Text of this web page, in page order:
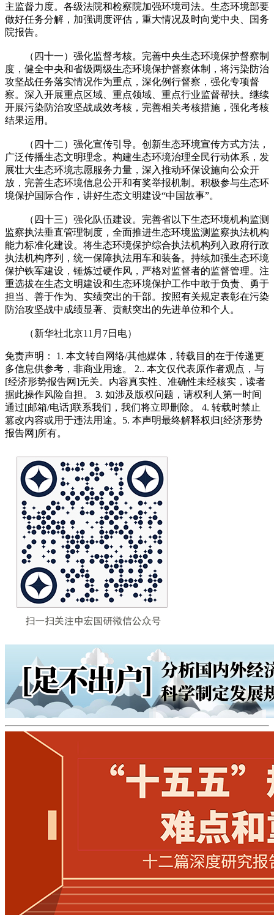
主监督力度。各级法院和检察院加强环境司法。生态环境部要
做好任务分解，加强调度评估，重大情况及时向党中央、国务
院报告。
（四十一）强化监督考核。完善中央生态环境保护督察制
度，健全中央和省级两级生态环境保护督察体制，将污染防治
攻坚战任务落实情况作为重点，深化例行督察，强化专项督
察。深入开展重点区域、重点领域、重点行业监督帮扶。继续
开展污染防治攻坚战成效考核，完善相关考核措施，强化考核
结果运用。
（四十二）强化宣传引导。创新生态环境宣传方式方法，
广泛传播生态文明理念。构建生态环境治理全民行动体系，发
展壮大生态环境志愿服务力量，深入推动环保设施向公众开
放，完善生态环境信息公开和有奖举报机制。积极参与生态环
境保护国际合作，讲好生态文明建设“中国故事”。
（四十三）强化队伍建设。完善省以下生态环境机构监测
监察执法垂直管理制度，全面推进生态环境监测监察执法机构
能力标准化建设。将生态环境保护综合执法机构列入政府行政
执法机构序列，统一保障执法用车和装备。持续加强生态环境
保护铁军建设，锤炼过硬作风，严格对监督者的监督管理。注
重选拔在生态文明建设和生态环境保护工作中敢于负责、勇于
担当、善于作为、实绩突出的干部。按照有关规定表彰在污染
防治攻坚战中成绩显著、贡献突出的先进单位和个人。
（新华社北京11月7日电）
免责声明： 1. 本文转自网络/其他媒体，转载目的在于传递更
多信息供参考，非商业用途。 2.. 本文仅代表原作者观点，与
[经济形势报告网]无关。内容真实性、准确性未经核实，读者
据此操作风险自担。 3. 如涉及版权问题，请权利人第一时间
通过[邮箱/电话]联系我们，我们将立即删除。 4. 转载时禁止
篡改内容或用于违法用途。5. 本声明最终解释权归[经济形势
报告网]所有。